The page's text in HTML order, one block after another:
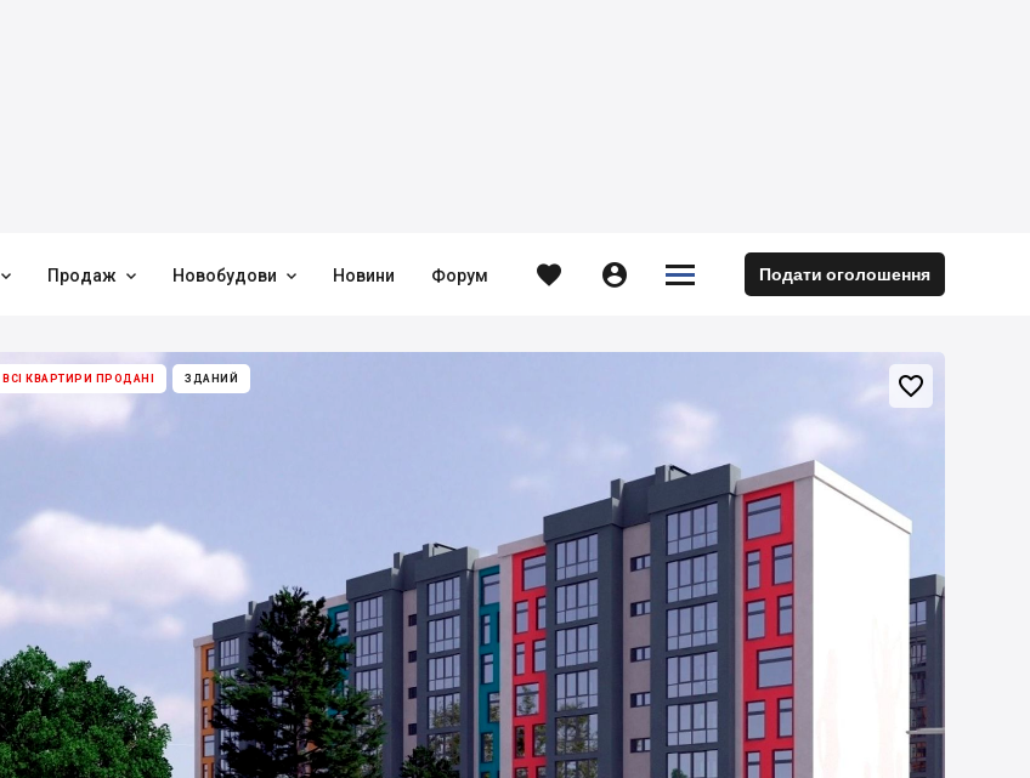
 Продаж  Новобудови  Новини Форум   

 Подати оголошення
ВСІ КВАРТИРИ ПРОДАНІ ЗДАНИЙ 